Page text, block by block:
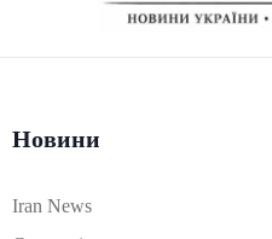
Новини
Iran News